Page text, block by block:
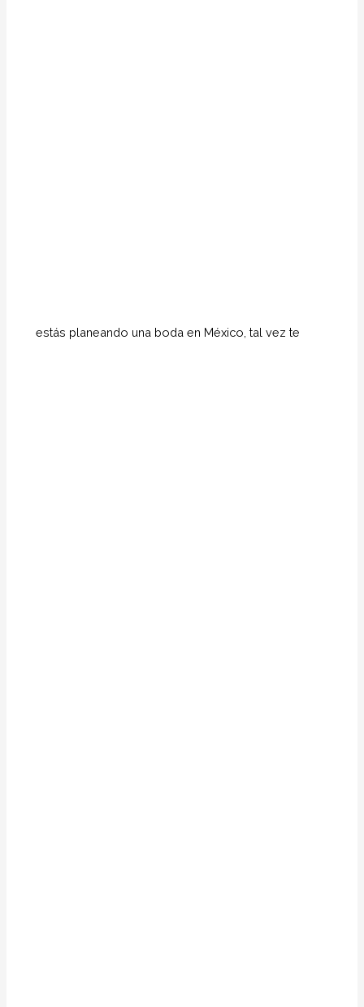
estás planeando una boda en México, tal vez te